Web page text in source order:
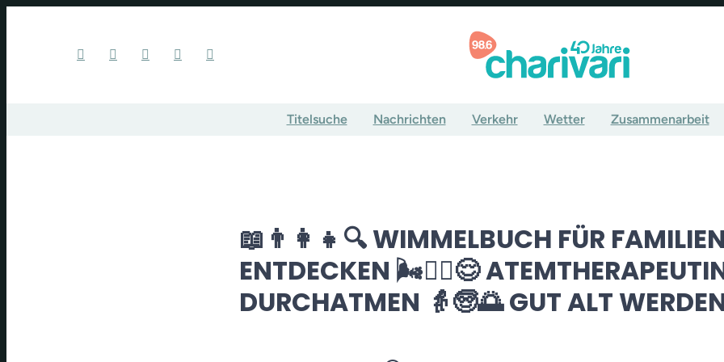
Titelsuche Nachrichten Verkehr Wetter Zusammenarbeit
📖👨‍👩‍👧🔍 WIMMELBUCH FÜR
ENTDECKEN 🌬️🧘‍♀️😌
DURCHATMEN 👵🧓🌅 GUT ALT